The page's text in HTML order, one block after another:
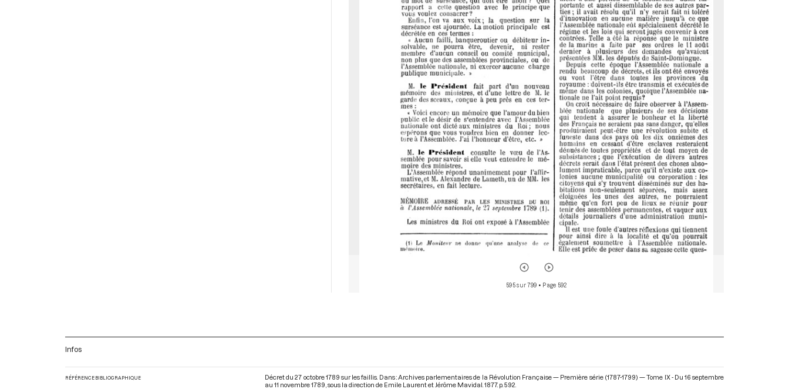
595 sur 799 • Page 592
Infos
RÉFÉRENCE BIBLIOGRAPHIQUE
Décret du 27 octobre 1789 sur les faillis. Dans : Archives parlementaires de la Révolution Française — Première série (1787-1799) — Tome IX - Du 16 septembre
au 11 novembre 1789 , sous la direction de Emile Laurent et Jérôme Mavidal. 1877. p. 592.